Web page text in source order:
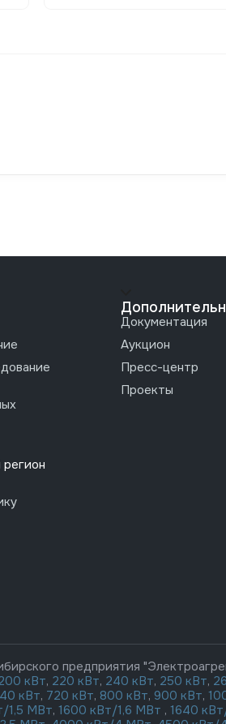
Документация
Аукцион
Пресс-центр
Проекты
предприятия
кВт, 220 кВт, 240 кВт, 250 кВт,
кВт, 720 кВт, 800 кВт, 900 кВт,
1,5 МВт, 1600 кВт/1,6 МВт , 1640